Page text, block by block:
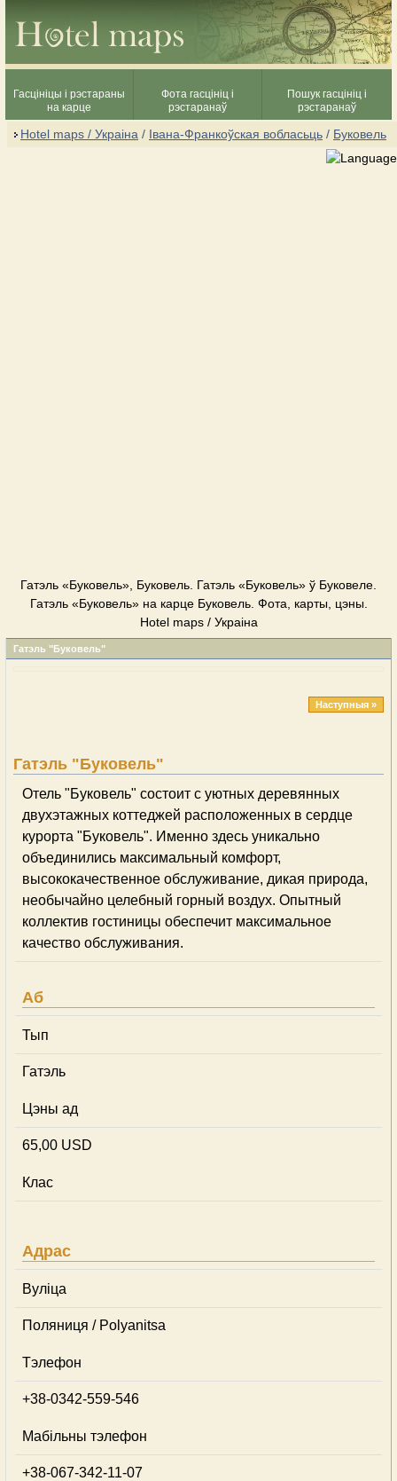
Гасцініцы і рэстараны
на карце
Фота гасцініц і
рэстаранаў
Пошук гасцініц і
рэстаранаў
Hotel maps / Украіна / Івана-Франкоўская вобласьць / Буковель
Гатэль «Буковель», Буковель. Гатэль «Буковель» ў Буковеле.
Гатэль «Буковель» на карце Буковель. Фота, карты, цэны.
Hotel maps / Украіна
Гатэль "Буковель"
Наступныя »
Гатэль "Буковель"
Отель "Буковель" состоит с уютных деревянных
двухэтажных коттеджей расположенных в сердце
курорта "Буковель". Именно здесь уникально
объединились максимальный комфорт,
высококачественное обслуживание, дикая природа,
необычайно целебный горный воздух. Опытный
коллектив гостиницы обеспечит максимальное
качество обслуживания.
Аб
Тып
Гатэль
Цэны ад
65,00 USD
Клас
Адрас
Вуліца
Поляниця / Polyanitsa
Тэлефон
+38-0342-559-546
Мабільны тэлефон
+38-067-342-11-07